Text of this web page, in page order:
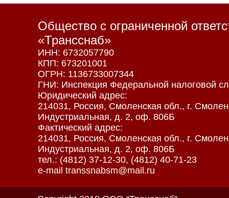
Общество с ограниченной
«Трансснаб»
ИНН: 6732057790
КПП: 673201001
ОГРН: 1136733007344
ГНИ: Инспекция Федеральной налоговой
Юридический адрес:
214031, Россия, Смоленская обл., г.
Индустриальная, д. 2, оф. 806Б
Фактический адрес:
214031, Россия, Смоленская обл., г.
Индустриальная, д. 2, оф. 806Б
тел.: (4812) 37-12-30, (4812) 40-71-23
e-mail transsnabsm@mail.ru